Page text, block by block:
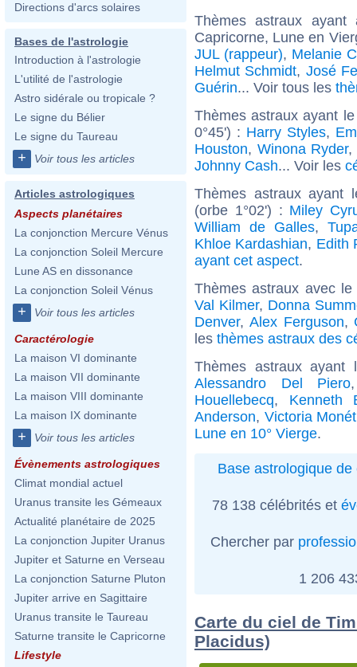
Directions d'arcs solaires
Bases de l'astrologie
Introduction à l'astrologie
L'utilité de l'astrologie
Astro sidérale ou tropicale ?
Le signe du Bélier
Le signe du Taureau
+ Voir tous les articles
Articles astrologiques
Aspects planétaires
La conjonction Mercure Vénus
La conjonction Soleil Mercure
Lune AS en dissonance
La conjonction Soleil Vénus
+ Voir tous les articles
Caractérologie
La maison VI dominante
La maison VII dominante
La maison VIII dominante
La maison IX dominante
+ Voir tous les articles
Évènements astrologiques
Climat mondial actuel
Uranus transite les Gémeaux
Actualité planétaire de 2025
La conjonction Jupiter Uranus
Jupiter et Saturne en Verseau
La conjonction Saturne Pluton
Jupiter arrive en Sagittaire
Uranus transite le Taureau
Saturne transite le Capricorne
Lifestyle
Thèmes astraux
Capricorne, Lune en
JUL (rappeur), Melanie
Helmut Schmidt, José
Guérin... Voir tous les
Thèmes astraux ayant
0°45') : Harry Styles,
Houston, Winona Ryder,
Johnny Cash... Voir les
Thèmes astraux ayant
(orbe 1°02') : Miley
William de Galles,
Khloe Kardashian, Edith
ayant cet aspect.
Thèmes astraux avec
Val Kilmer, Donna
Denver, Alex Ferguson,
les thèmes astraux des
Thèmes astraux
Alessandro Del Piero
Houellebecq, Kenneth
Anderson, Victoria Monét
Lune en 10° Vierge.
Base astrologique de
78 138 célébrités et
Chercher par
1 206
Carte du ciel de
Placidus)